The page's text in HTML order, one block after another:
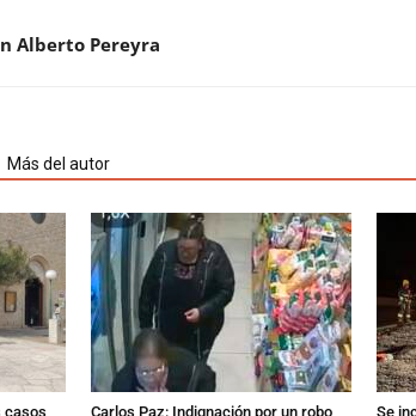
Alberto Pereyra
Más del autor
casos Carlos Paz: Indignación por un robo Se